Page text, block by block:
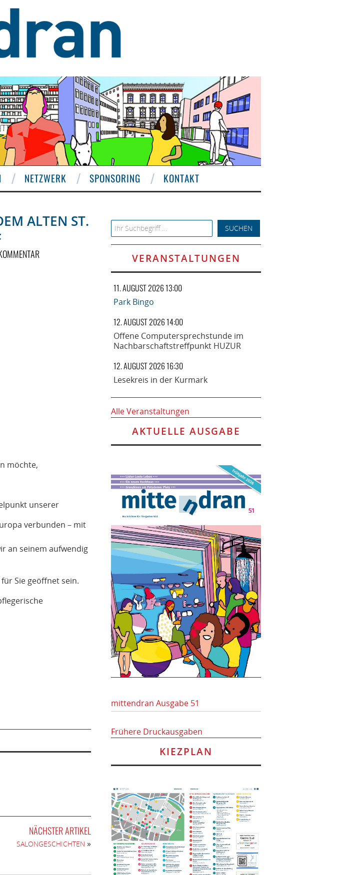
NETZWERK SPONSORING KONTAKT
ALTEN ST.
möchte,
unserer
verbunden – mit
an seinem aufwendig
Sie geöffnet sein.
NÄCHSTER ARTIKEL
SALONGESCHICHTEN »
Search for:
VERANSTALTUNGEN
11. AUGUST 2026 13:00
Park Bingo
12. AUGUST 2026 14:00
Offene Computersprechstunde im
Nachbarschaftstreffpunkt HUZUR
12. AUGUST 2026 16:30
Lesekreis in der Kurmark
Alle Veranstaltungen
AKTUELLE AUSGABE
mittendran Ausgabe 51
Frühere Druckausgaben
KIEZPLAN